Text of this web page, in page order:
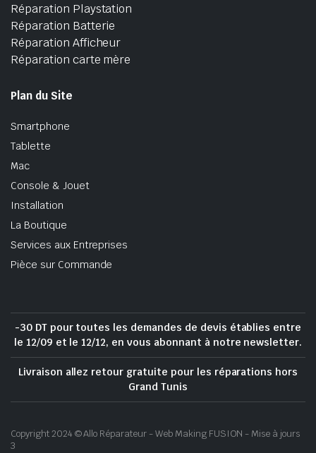
Réparation Playstation
Réparation Batterie
Réparation Afficheur
Réparation carte mère
Plan du Site
Smartphone
Tablette
Mac
Console & Jouet
Installation
La Boutique
Services aux Entreprises
Pièce sur Commande
-30 DT pour toutes les demandes de devis établies entre
le 12/09 et le 12/12, en vous abonnant à notre newsletter.
Livraison allez retour gratuite pour les réparations hors
Grand Tunis
Copyright 2024 © Allo Réparateur - Web Making FUSION - Mise à jours
3